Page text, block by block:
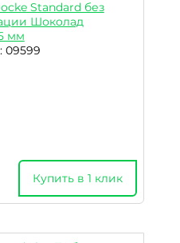
Standard без
Шоколад
мм
09599
Купить в 1 клик